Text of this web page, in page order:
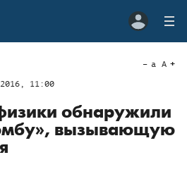
11:00
a A
обнаружили
вызывающую